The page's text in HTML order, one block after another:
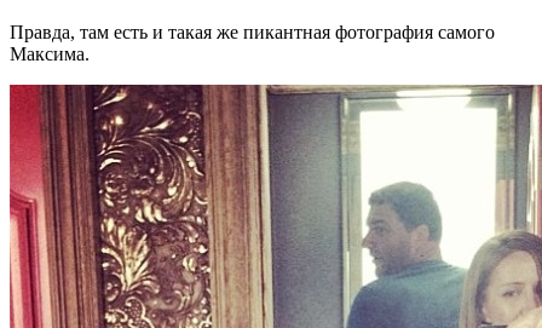
Правда, там есть и такая же пикантная фотография самого
Максима.